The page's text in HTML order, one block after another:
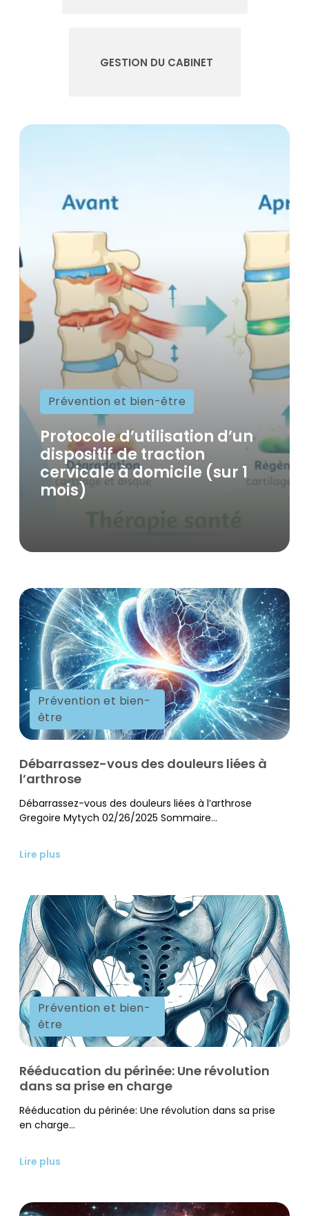
GESTION DU CABINET
Prévention et bien-être
Protocole d’utilisation d’un
dispositif de traction
cervicale à domicile (sur 1
mois)
Prévention et bien-
être
Débarrassez-vous des douleurs liées à
l’arthrose
Débarrassez-vous des douleurs liées à l’arthrose
Gregoire Mytych 02/26/2025 Sommaire...
Lire plus
Prévention et bien-
être
Rééducation du périnée: Une révolution
dans sa prise en charge
Rééducation du périnée: Une révolution dans sa prise
en charge...
Lire plus